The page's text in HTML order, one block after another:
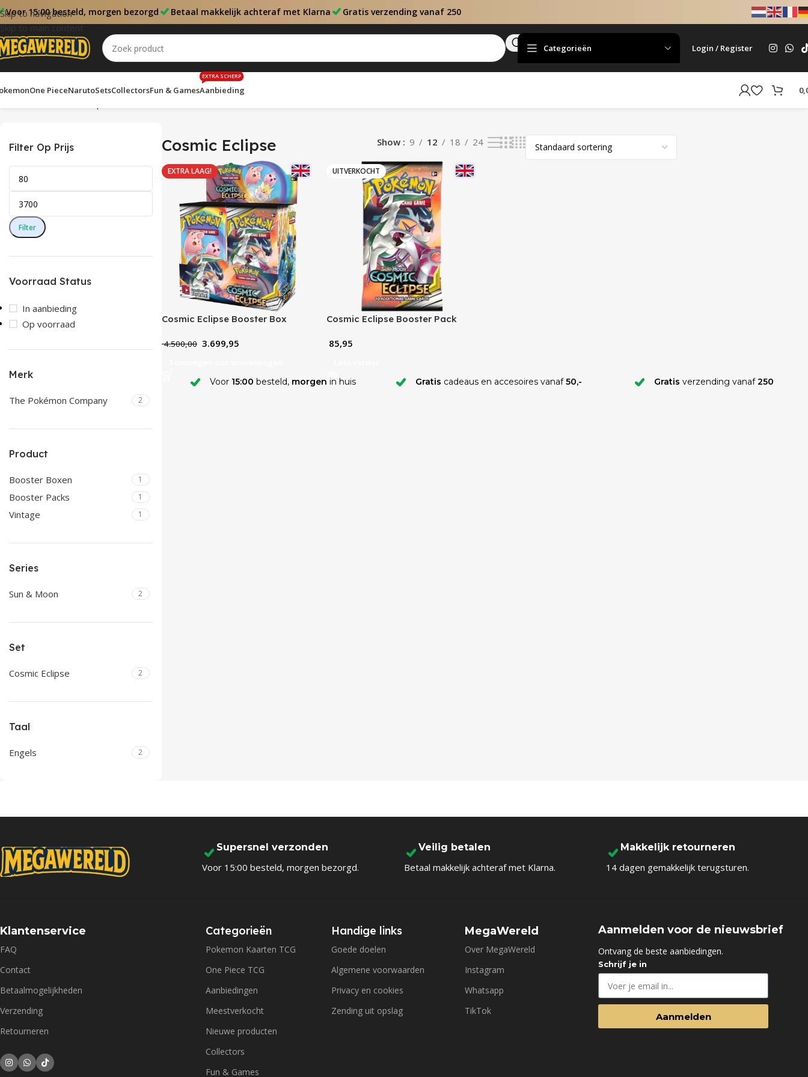
Skip to navigation
Skip to main content
Voor 15:00 besteld, morgen bezorgd Betaal makkelijk achteraf met Klarna Gratis verzending vanaf 250
Categorieën Login / Register
One PieceNarutoSetsCollectorsFun & GamesAanbieding
EXTRA SCHERP
Filter Op Prijs
Filter
Voorraad Status
In aanbieding
Op voorraad
Merk
The Pokémon Company 2
Product
Booster Boxen 1
Booster Packs 1
Vintage 1
Series
Sun & Moon 2
Set
Cosmic Eclipse 2
Taal
Engels 2
Cosmic Eclipse Show 9 12 18 24
EXTRA LAAG!
Cosmic Eclipse Booster Box
4.500,00 3.699,95
UITVERKOCHT
Cosmic Eclipse Booster Pack
85,95
Voor 15:00 besteld, morgen in huis Gratis cadeaus en accesoires vanaf50,- Gratis verzending vanaf250
Supersnel verzonden
Voor 15:00 besteld, morgen bezorgd.
Veilig betalen
Betaal makkelijk achteraf met Klarna.
Makkelijk retourneren
14 dagen gemakkelijk terugsturen.
Klantenservice
FAQ
Contact
Betaalmogelijkheden
Verzending
Retourneren
Categorieën
Pokemon Kaarten TCG
One Piece TCG
Aanbiedingen
Meestverkocht
Nieuwe producten
Collectors
Fun & Games
Handige links
Goede doelen
Algemene voorwaarden
Privacy en cookies
Zending uit opslag
MegaWereld
Over MegaWereld
Instagram
Whatsapp
TikTok
Aanmelden voor de nieuwsbrief
Ontvang de beste aanbiedingen.
Schrijf je in
Aanmelden